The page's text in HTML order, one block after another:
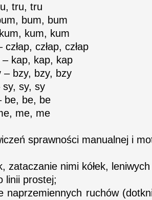
tru, tru
bum, bum
kum, kum
człap, człap, człap
kap, kap, kap
– bzy, bzy, bzy
sy, sy, sy
be, be, be
me, me
sprawności manualnej i
zataczanie nimi kółek,
linii prostej;
naprzemiennych ruchów